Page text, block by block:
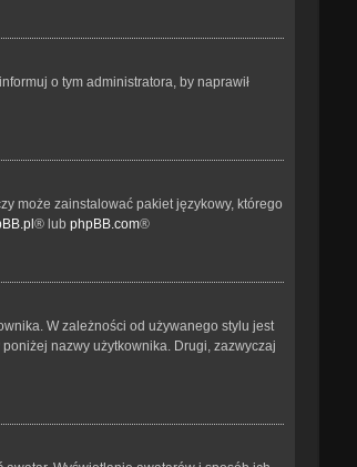
o tym administratora, by naprawił
może zainstalować pakiet językowy, którego
® lub phpBB.com®
W zależności od używanego stylu jest
nazwy użytkownika. Drugi, zazwyczaj